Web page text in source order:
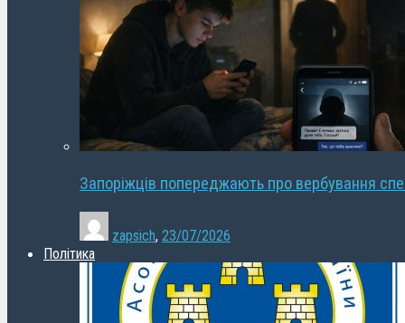
Запоріжців попереджають про вербування
zapsich, 23/07/2026
Політика